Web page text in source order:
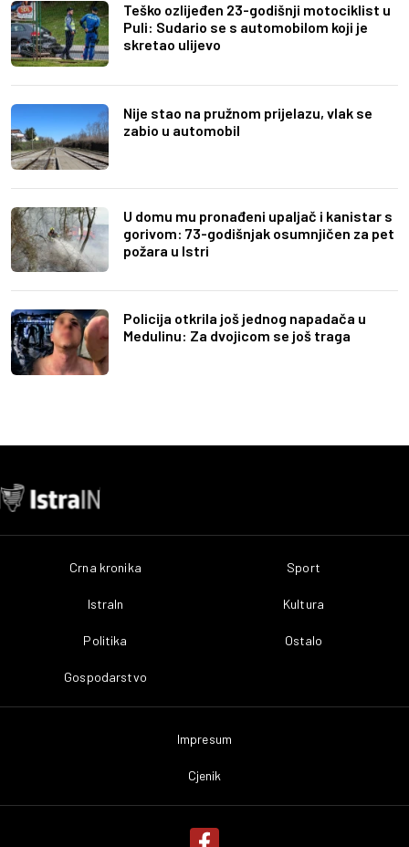
Teško ozlijeđen 23-godišnji motociklist u
Puli: Sudario se s automobilom koji je
skretao ulijevo
Nije stao na pružnom prijelazu, vlak se
zabio u automobil
U domu mu pronađeni upaljač i kanistar s
gorivom: 73-godišnjak osumnjičen za pet
požara u Istri
Policija otkrila još jednog napadača u
Medulinu: Za dvojicom se još traga
Crna kronika
IstraIn
Politika
Gospodarstvo
Sport
Kultura
Ostalo
Impresum
Cjenik